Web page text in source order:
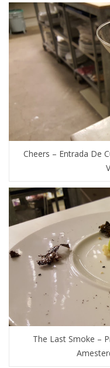
Cheers – Entrada De
The Last Smoke –